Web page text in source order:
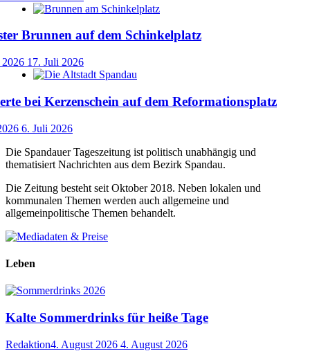
Brunnen auf dem Schinkelplatz
17. Juli 2026
bei Kerzenschein auf dem Reformationsplatz
6. Juli 2026
Die Spandauer Tageszeitung ist politisch unabhängig und
thematisiert Nachrichten aus dem Bezirk Spandau.
Die Zeitung besteht seit Oktober 2018. Neben lokalen und
kommunalen Themen werden auch allgemeine und
allgemeinpolitische Themen behandelt.
Leben
Kalte Sommerdrinks für heiße Tage
Redaktion4. August 2026 4. August 2026